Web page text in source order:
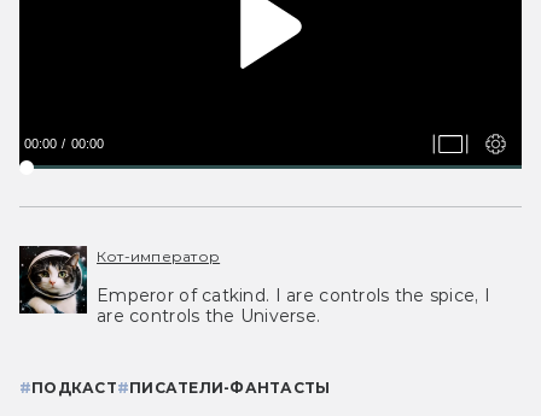
00:00 00:00
Кот-император
Emperor of catkind. I are controls the spice, I
are controls the Universe.
#ПОДКАСТ#ПИСАТЕЛИ-ФАНТАСТЫ